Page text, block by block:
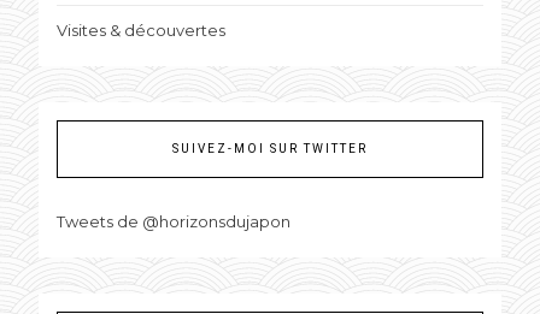
Visites & découvertes
SUIVEZ-MOI SUR TWITTER
Tweets de @horizonsdujapon